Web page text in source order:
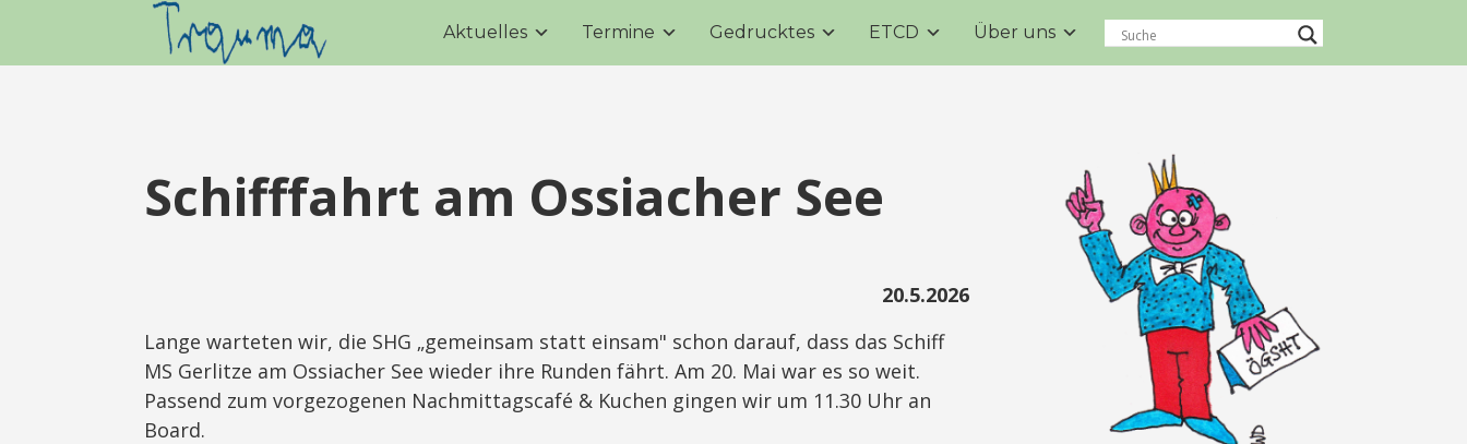
Aktuelles Termine Gedrucktes ETCD Über uns
Schifffahrt am Ossiacher See
20.5.2026
Lange warteten wir, die SHG „gemeinsam statt einsam" schon darauf, dass das Schiff
MS Gerlitze am Ossiacher See wieder ihre Runden fährt. Am 20. Mai war es so weit.
Passend zum vorgezogenen Nachmittagscafé & Kuchen gingen wir um 11.30 Uhr an
Board.